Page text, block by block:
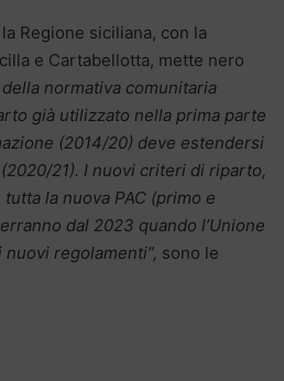
Regione siciliana, con la
e Cartabellotta, mette nero
normativa comunitaria
già utilizzato nella prima parte
(2014/20) deve estendersi
21). I nuovi criteri di riparto,
la nuova PAC (primo e
dal 2023 quando l’Unione
regolamenti”, sono le